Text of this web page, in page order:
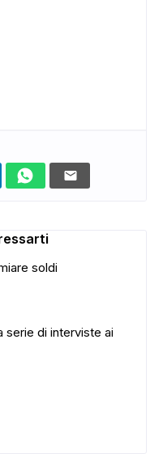
soldi
serie di interviste ai